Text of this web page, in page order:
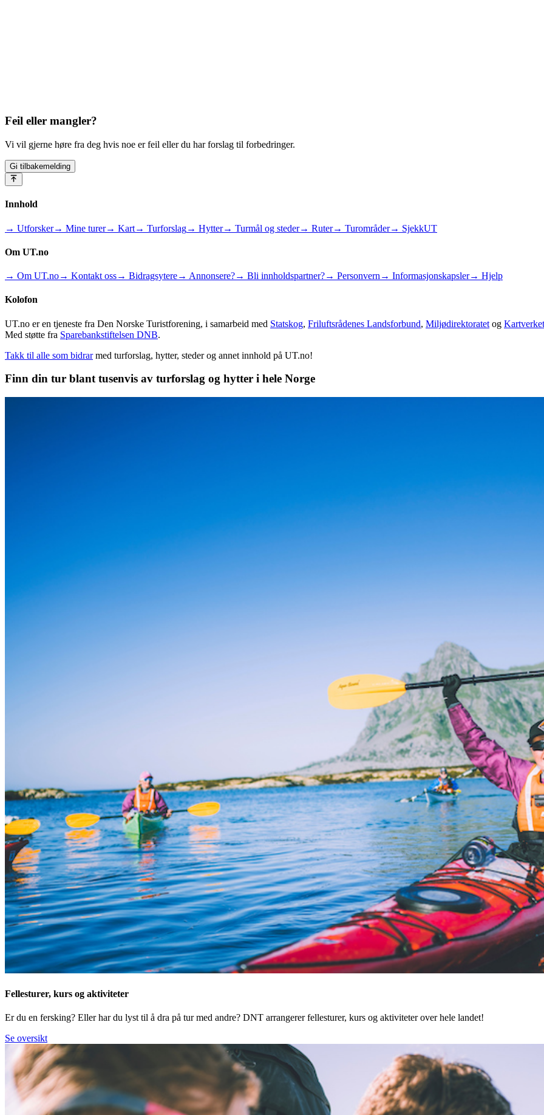
Feil eller mangler?
Vi vil gjerne høre fra deg hvis noe er feil eller du har forslag til forbedringer.
Gi tilbakemelding
Innhold
→ Utforsker→ Mine turer→ Kart→ Turforslag→ Hytter→ Turmål og steder→ Ruter→ Turområder→ SjekkUT
Om UT.no
→ Om UT.no→ Kontakt oss→ Bidragsytere→ Annonsere?→ Bli innholdspartner?→ Personvern → Informasjonskapsler→ Hjelp
Kolofon
UT.no er en tjeneste fra Den Norske Turistforening, i samarbeid med Statskog, Friluftsrådenes Landsforbund, Miljødirektoratet og Kartverket
Med støtte fra Sparebankstiftelsen DNB.
Takk til alle som bidrar med turforslag, hytter, steder og annet innhold på UT.no!
Finn din tur blant tusenvis av turforslag og hytter i hele Norge
Fellesturer, kurs og aktiviteter
Er du en fersking? Eller har du lyst til å dra på tur med andre? DNT arrangerer fellesturer, kurs og aktiviteter over hele landet!
Se oversikt